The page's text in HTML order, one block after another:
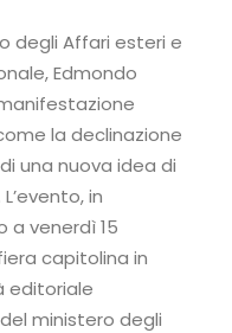
degli Affari esteri e
Edmondo
la declinazione
una nuova idea di
in
a venerdì 15
capitolina in
editoriale
ministero degli